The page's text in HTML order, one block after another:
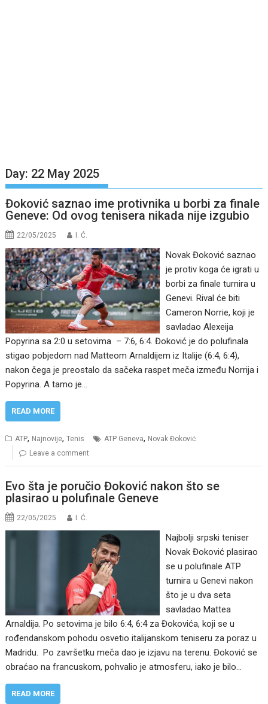
Day: 22 May 2025
Đoković saznao ime protivnika u borbi za finale
Geneve: Od ovog tenisera nikada nije izgubio
22/05/2025 I. Ć.
Novak Đoković saznao
je protiv koga će igrati u
borbi za finale turnira u
Genevi. Rival će biti
Cameron Norrie, koji je
savladao Alexeija
Popyrina sa 2:0 u setovima – 7:6, 6:4. Đoković je do polufinala
stigao pobjedom nad Matteom Arnaldijem iz Italije (6:4, 6:4),
nakon čega je preostalo da sačeka raspet meča između Norrija i
Popyrina. A tamo je…
READ MORE
ATP, Najnovije,Tenis ATP Geneva, Novak Đoković
Leave a comment
Evo šta je poručio Đoković nakon što se
plasirao u polufinale Geneve
22/05/2025 I. Ć.
Najbolji srpski teniser
Novak Đoković plasirao
se u polufinale ATP
turnira u Genevi nakon
što je u dva seta
savladao Mattea
Arnaldija. Po setovima je bilo 6:4, 6:4 za Đokovića, koji se u
rođendanskom pohodu osvetio italijanskom teniseru za poraz u
Madridu. Po završetku meča dao je izjavu na terenu. Đoković se
obraćao na francuskom, pohvalio je atmosferu, iako je bilo…
READ MORE